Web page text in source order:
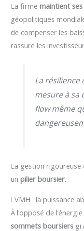
La firmemaintient
géopolitiques
de compenser les
rassure les
La résilience
mesure à sa
flow même
La gestion
unpilier boursier.
LVMH : la puissance
À l’opposé de
sommets boursiers